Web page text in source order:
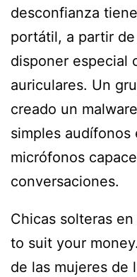
desconfianza
portátil, a partir de
disponer especial
auriculares. Un
creado un
simples audífonos
micrófonos
conversaciones.
Chicas solteras
to suit your
de las mujeres de